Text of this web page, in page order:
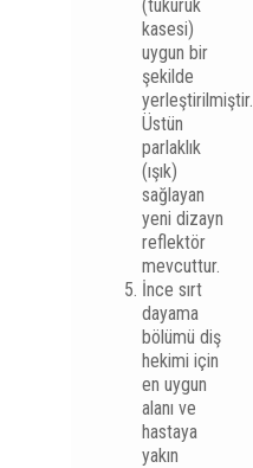
(tükürük
kasesi)
uygun bir
şekilde
yerleştirilmiştir.
Üstün
parlaklık
(ışık)
sağlayan
yeni dizayn
reflektör
mevcuttur.
İnce sırt
dayama
bölümü diş
hekimi için
en uygun
alanı ve
hastaya
yakın